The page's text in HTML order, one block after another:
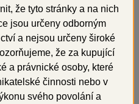
okludory,
že tyto stránky a na nich
jsou určeny odborným
a nejsou určeny široké
že za kupující
a právnické osoby, které
činnosti nebo v
svého povolání a